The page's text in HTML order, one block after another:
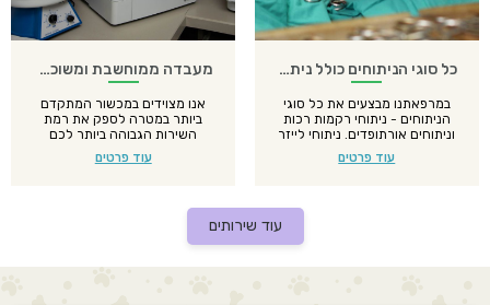
כל סוגי הניתוחים כולל ניתוחי לייזר עדינים
במרפאתנו מבצעים את כל סוגי
הניתוחים - ניתוחי רקמות רכות
וניתוחים אורתופדים. ניתוחי לייזר
ועשירים בכלי דם להפחתת
עוד פרטים
מעבדה ממוחשבת ומשוכללת
אנו מצוידים במכשור המתקדם
ביותר במטרה לספק את רמת
השירות הגבוהה ביותר לכם
עוד פרטים
עוד שירותים